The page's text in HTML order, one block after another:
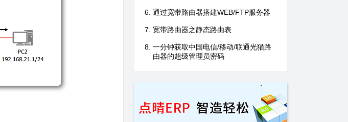
通过宽带路由器搭建WEB/FTP服务器
宽带路由器之静态路由表
一分钟获取中国电信/移动/联通光猫路
由器的超级管理员密码